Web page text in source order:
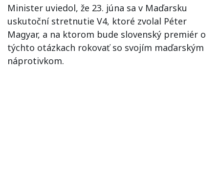
Minister uviedol, že 23. júna sa v Maďarsku
uskutoční stretnutie V4, ktoré zvolal Péter
Magyar, a na ktorom bude slovenský premiér o
týchto otázkach rokovať so svojím maďarským
náprotivkom.